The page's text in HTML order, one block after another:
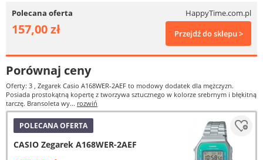
Polecana oferta HappyTime.com.pl
157,00 zł Przejdź do sklepu >
Porównaj ceny
Oferty: 3 , Zegarek Casio A168WER-2AEF to modowy dodatek dla mężczyzn.
Posiada prostokątną kopertę z tworzywa sztucznego w kolorze srebrnym i błękitną
tarczę. Bransoleta wy... rozwiń
POLECANA OFERTA
CASIO Zegarek A168WER-2AEF